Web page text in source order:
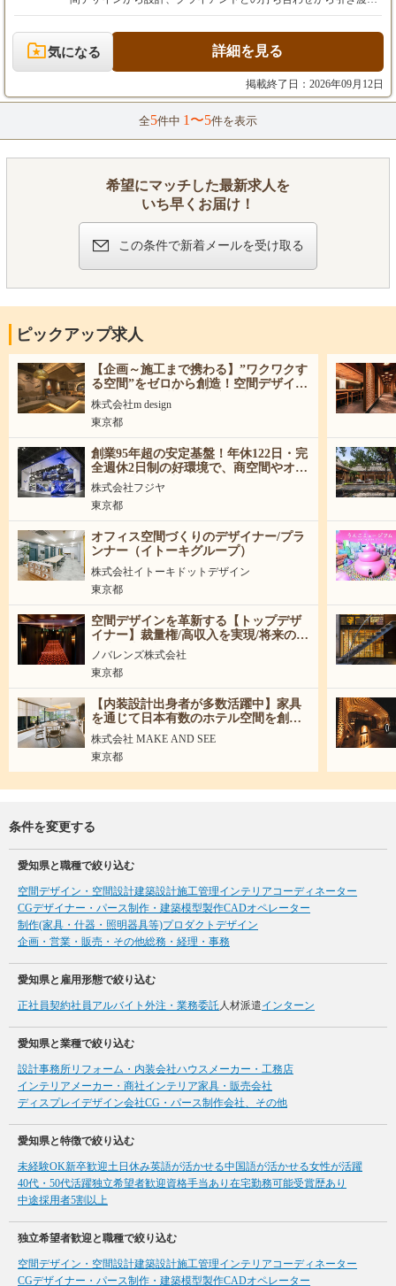
し、給与額を決定いたします。
※上記月給には、固定残業代（月45時間分／7
万円～9万円以上）を含みます。超過分は別途
全額支給いたします。
※試用期間6ヶ月あり（期間中の待遇に変更は
ありません）。
【年収例】
880万円（入社8年／月給40万円＋賞与）
1040万円（入社15年／月給45万円＋賞与）
です。
まで、一貫して携わっていただきます！ お客様の夢を形にし、多
くの人々を惹きつけ、笑顔にする空間を創造する、やりがいに満
ちた仕事です。 【具体的な業務内容】 ・クライアントとの打ち
合わせ、ヒアリング、コンセプト立案 ・店舗設計、デザイン（Ve
ctorworksを使用。基礎知識があれば、経験豊富な上司が丁寧に指
導しますのでご安心ください） ・引き渡し ご経験や希望に応じ
かのポジションで選考可能です。 「自分の経験がどの職種に合う
かわからない」という方も、まずはお気軽にご応募ください！
【手がける案件】 ・フィットネスクラブ、サウナ、ビジネスホテ
な商業施設。 ・設計から施工まで一貫して手がける案件が約8
割。残りは施工からの参加となります。 ・工期は1案件あたり1～
2ヶ月程度。並行案件は通常1～2件、繁忙期で4件程度です。 ・1
案件あたり約50名の職人をまとめ、プロジェクトを推進します。
【この仕事のやりがい】 お客様の想像を超えるクオリティを実現
し、「タクトデザイン工房に頼んでよかった」「ここまでこだわ
ってくれてありがとう」といった感謝の言葉をいただけた時、大
気になる 詳細を見る
掲載終了日：2026年09月12日
全5件中 1〜5件を表示
希望にマッチした最新求人を
いち早くお届け！
この条件で新着メールを受け取る
ピックアップ求人
【企画～施工まで携わる】”ワクワクす
る空間”をゼロから創造！空間デザイナ
ー・施工監理募集（新卒・中途）
株式会社m design
東京都
創業95年超の安定基盤！年休122日・完
全週休2日制の好環境で、商空間やオフ
ィスの内装設計スキルを存分に発揮し
ませんか？
株式会社フジヤ
東京都
オフィス空間づくりのデザイナー/プラ
ンナー（イトーキグループ）
株式会社イトーキドットデザイン
東京都
空間デザインを革新する【トップデザ
イナー】裁量権/高収入を実現/将来の事
業責任者候補
ノバレンズ株式会社
東京都
【内装設計出身者が多数活躍中】家具
を通じて日本有数のホテル空間を創り
上げる。
株式会社 MAKE AND SEE
東京都
条件を変更する
愛知県と職種で絞り込む
空間デザイン・空間設計建築設計施工管理インテリアコーディネーター
CGデザイナー・パース制作・建築模型製作CADオペレーター
制作(家具・什器・照明器具等)プロダクトデザイン
企画・営業・販売・その他総務・経理・事務
愛知県と雇用形態で絞り込む
正社員契約社員アルバイト 外注・業務委託人材派遣インターン
愛知県と業種で絞り込む
設計事務所リフォーム・内装会社ハウスメーカー・工務店
インテリアメーカー・商社インテリア家具・販売会社
ディスプレイデザイン会社CG・パース制作会社、その他
愛知県と特徴で絞り込む
未経験OK新卒歓迎土日休み英語が活かせる中国語が活かせる女性が活躍
40代・50代活躍独立希望者歓迎資格手当あり 在宅勤務可能受賞歴あり
中途採用者5割以上
独立希望者歓迎と職種で絞り込む
空間デザイン・空間設計建築設計施工管理インテリアコーディネーター
CGデザイナー・パース制作・建築模型製作CADオペレーター